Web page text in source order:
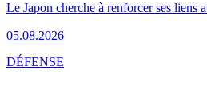
Le Japon cherche à renforcer ses liens
05.08.2026
DÉFENSE